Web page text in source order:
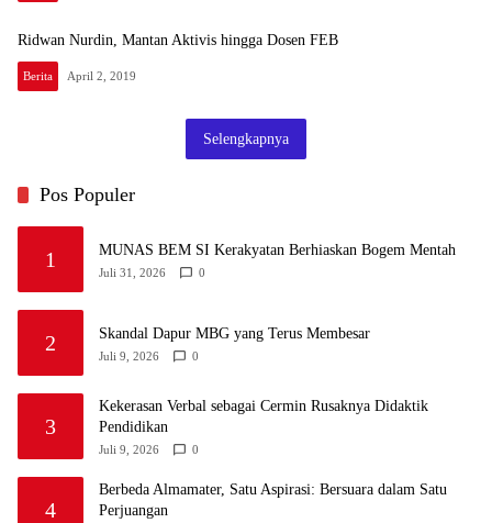
Ridwan Nurdin, Mantan Aktivis hingga Dosen FEB
Berita April 2, 2019
Selengkapnya
Pos Populer
1 MUNAS BEM SI Kerakyatan Berhiaskan Bogem Mentah
Juli 31, 2026 0
2 Skandal Dapur MBG yang Terus Membesar
Juli 9, 2026 0
3
Kekerasan Verbal sebagai Cermin Rusaknya Didaktik
Pendidikan
Juli 9, 2026 0
4
Berbeda Almamater, Satu Aspirasi: Bersuara dalam Satu
Perjuangan